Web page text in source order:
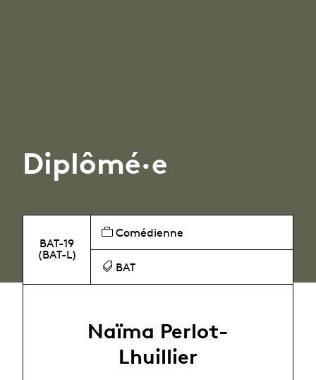
Diplômé·e
BAT-19
(BAT-L)
Comédienne
BAT
Naïma Perlot-
Lhuillier